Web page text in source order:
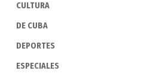
CULTURA
DE CUBA
DEPORTES
ESPECIALES